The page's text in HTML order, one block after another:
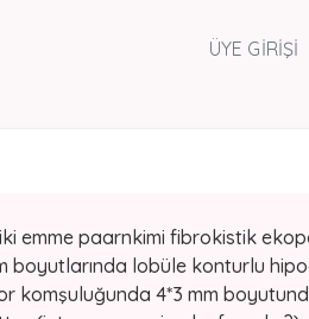
ÜYE GIRIŞI
emme paarnkimi fibrokistik
boyutlarında lobüle konturlu
komşuluğunda 4*3 mm